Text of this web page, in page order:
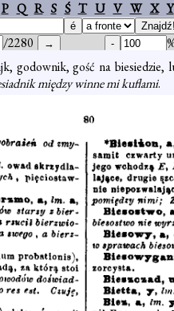
P Q R S Ś T U V W X Y
/2280
godownik, gość na biesiedzie,
między winne mi kuflami.